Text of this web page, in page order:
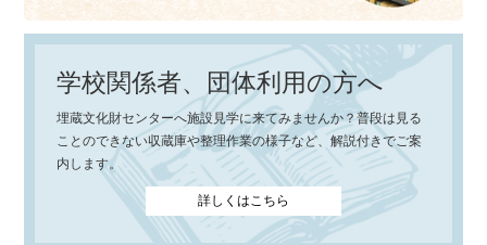
学校関係者、団体利用の方へ
埋蔵文化財センターへ施設見学に来てみませんか？普段は見る
ことのできない収蔵庫や整理作業の様子など、解説付きでご案
内します。
詳しくはこちら